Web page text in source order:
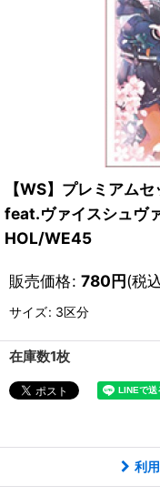
【WS】プレミアム
feat.ヴァイスシュヴ
HOL/WE45
販売価格: 780円(税
サイズ: 3区分
在庫数1枚
利